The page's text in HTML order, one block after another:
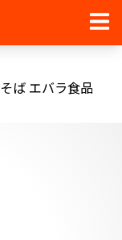
ば エバラ食品